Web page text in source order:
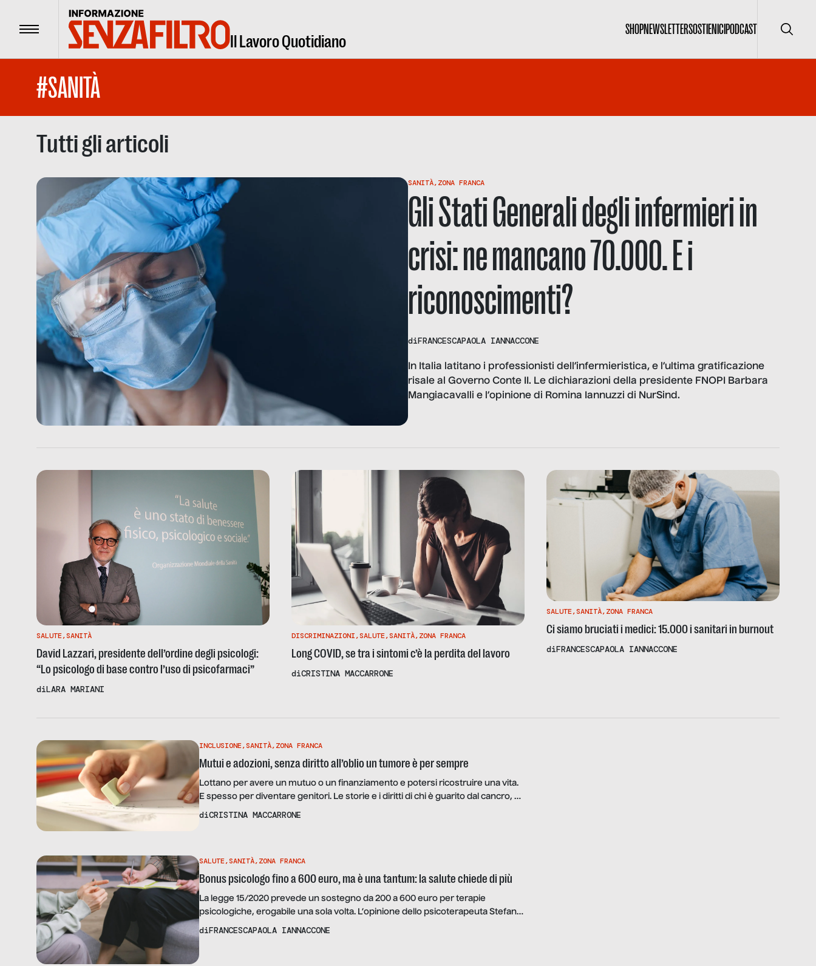
Menu Il Lavoro Quotidiano
SHOPNEWSLETTERSOSTIENICIPODCAST Cerca
#SANITÀ
Tutti gli articoli
SANITÀ,ZONA FRANCA
Gli Stati Generali degli infermieri in
crisi: ne mancano 70.000. E i
riconoscimenti?
diFRANCESCAPAOLA IANNACCONE
In Italia latitano i professionisti dell’infermieristica, e l’ultima gratificazione
risale al Governo Conte II. Le dichiarazioni della presidente FNOPI Barbara
Mangiacavalli e l’opinione di Romina Iannuzzi di NurSind.
SALUTE,SANITÀ
David Lazzari, presidente dell’ordine degli psicologi:
“Lo psicologo di base contro l’uso di psicofarmaci”
diLARA MARIANI
DISCRIMINAZIONI,SALUTE,SANITÀ,ZONA FRANCA
Long COVID, se tra i sintomi c’è la perdita del lavoro
diCRISTINA MACCARRONE
SALUTE,SANITÀ,ZONA FRANCA
Ci siamo bruciati i medici: 15.000 i sanitari in burnout
diFRANCESCAPAOLA IANNACCONE
INCLUSIONE,SANITÀ,ZONA FRANCA
Mutui e adozioni, senza diritto all’oblio un tumore è per sempre
Lottano per avere un mutuo o un finanziamento e potersi ricostruire una vita.
E spesso per diventare genitori. Le storie e i diritti di chi è guarito dal cancro, da
adulto o da bambino: ne parliamo con Giordano Beretta di AIOM, Elisabetta
diCRISTINA MACCARRONE
SALUTE,SANITÀ,ZONA FRANCA
Bonus psicologo fino a 600 euro, ma è una tantum: la salute chiede di più
La legge 15/2020 prevede un sostegno da 200 a 600 euro per terapie
psicologiche, erogabile una sola volta. L’opinione dello psicoterapeuta Stefano
Callipo: “Dopo la pandemia la sfera sociale è in un momento di sofferenza
psicoemotiva, interrompere le terapie può aggravare la situazione. Serve
diFRANCESCAPAOLA IANNACCONE